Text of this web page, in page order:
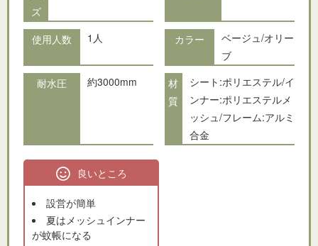
ズ
使用人数 1人 カラー
ベージュ/オリー
ブ
耐水圧
約3000mm
材
質
シート:ポリエステル/イ
ンナー:ポリエステルメ
ッシュ/フレーム:アルミ
合金
良いところ
設営が簡単
夏はメッシュインナー
が蚊帳になる